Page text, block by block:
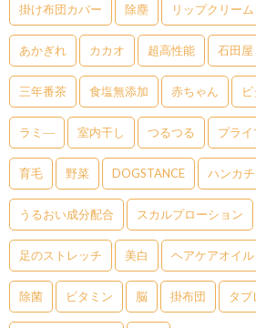
掛け布団カバー 除塵 リップクリーム
あかぎれ カカオ 超高性能 石田屋
三年番茶 食塩無添加 赤ちゃん
ラミ― 室内干し つるつる プラ
育毛 野菜 DOGSTANCE ハンカチ
うるおい成分配合 スカルプローション
足のストレッチ 美白 ヘアケアオイル
除菌 ビタミン 脳 掛布団 タブ